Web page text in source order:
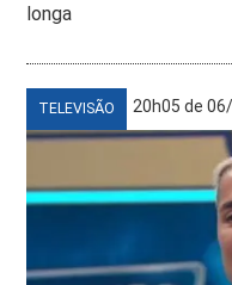
longa
TELEVISÃO 20h05 de